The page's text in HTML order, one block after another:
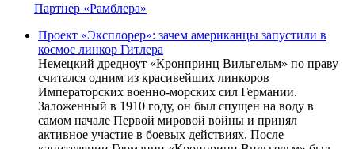
Партнер «Рамблера»
Проект «Эксплорер»: зачем американцы запустили в
космос линкор Гитлера
Немецкий дредноут «Кронпринц Вильгельм» по праву
считался одним из красивейших линкоров
Императорских военно-морских сил Германии.
Заложенный в 1910 году, он был спущен на воду в
самом начале Первой мировой войны и принял
активное участие в боевых действиях. После